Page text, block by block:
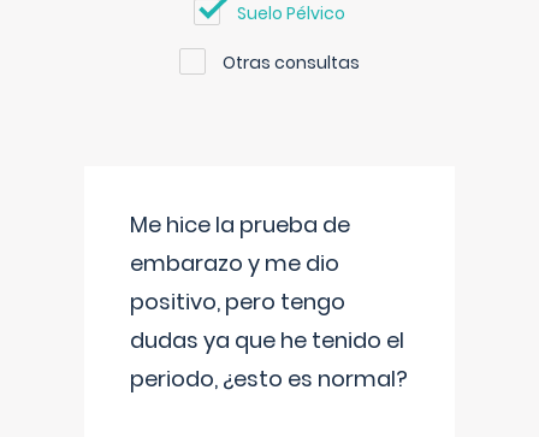
Suelo Pélvico
Otras consultas
Me hice la prueba de
embarazo y me dio
positivo, pero tengo
dudas ya que he tenido el
periodo, ¿esto es normal?